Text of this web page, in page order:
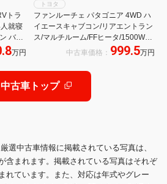
トラ
就寝
バン
ブル
BOX
万円
トヨタ
ファンルーチェ パタゴニア 4WD ハ
イエースキャブコン/リアエントラン
ス/マルチルーム/FFヒータ/1500Wイ
ンバータ/ツインサブBT/MAXFAN/サ
イドオーニング/リアTV/UIビークル
ショックアブソーバー・スタビライ
ザー
中古車価格： 999.5万円
中古車トップ
選中古車情報に掲載されている写真は、
含まれます。掲載されている写真はそれぞ
れています。また、対応は年式やグレー